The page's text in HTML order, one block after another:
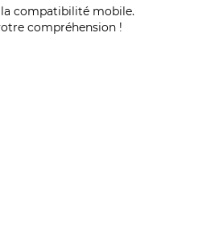
compatibilité mobile.
compréhension !